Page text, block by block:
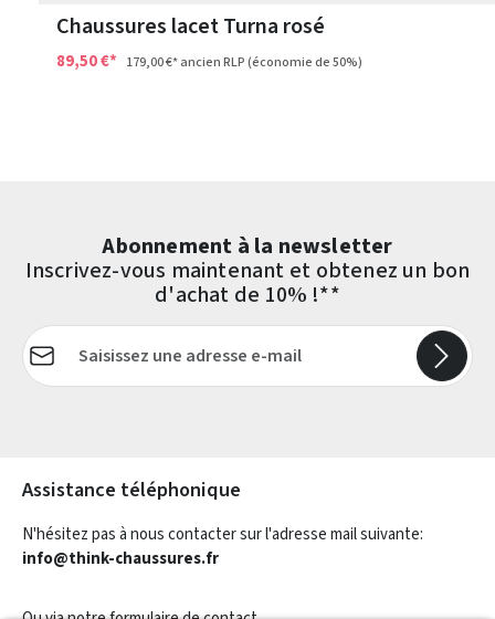
Chaussures lacet Turna rosé
89,50 €* 179,00 €*ancien RLP(économie de 50%)
Abonnement à la newsletter
Inscrivez-vous maintenant et obtenez un bon
d'achat de 10% !**
Adresse e-mail*
Assistance téléphonique
N'hésitez pas à nous contacter sur l'adresse mail suivante:
info@think-chaussures.fr